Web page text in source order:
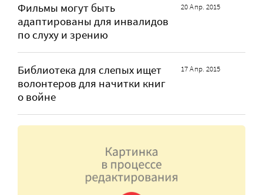
Фильмы могут быть
адаптированы для инвалидов
по слуху и зрению
20 Апр. 2015
Библиотека для слепых ищет
волонтеров для начитки книг
о войне
17 Апр. 2015